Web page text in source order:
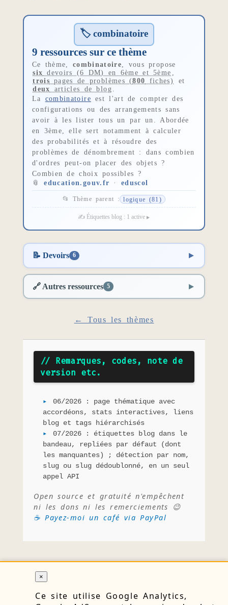
×
Ce site utilise Google Analytics,
🏷 combinatoire
9 ressources sur ce thème
Ce thème, combinatoire , vous propose
six devoirs (6 DM) en 6ème et 5ème
trois pages de problèmes (800 fiches)
et
deux
articles de blog
La combinatoire est l'art de compter des
configurations ou des arrangements sans
avoir à les lister tous un par un. Abordée
en 3ème, elle sert notamment à calculer
des probabilités et à résoudre des
problèmes de dénombrement : dans combien
d'ordres peut-on placer des objets ?
Combien de choix possibles ?
📎education.gouv.fr · eduscol
📂 Thème parent : logique (81)
✍️ Étiquettes blog : 1 active
📝 Devoirs 6
🔗 Autres ressources 5
← Tous les thèmes
// Remarques, codes, note de
version etc.
06/2026 : page thématique avec
accordéons, stats interactives, liens
blog et tags hiérarchisés
07/2026 : étiquettes blog dans le
bandeau, repliées par défaut (dont
les manquantes) ; détection par nom,
slug ou slug dédoublonné, en un seul
appel API
Open source et gratuité n'empêchent
ni les dons ni les remerciements 😉
☕ Payez-moi un café via PayPal